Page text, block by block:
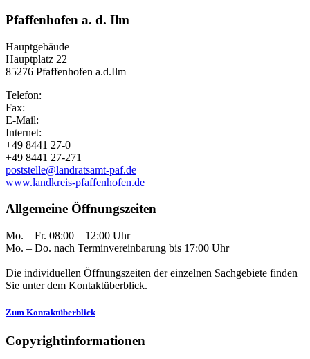
Pfaffenhofen a. d. Ilm
Hauptgebäude
Hauptplatz 22
85276 Pfaffenhofen a.d.Ilm
Telefon:
Fax:
E-Mail:
Internet:
+49 8441 27-0
+49 8441 27-271
poststelle@landratsamt-paf.de
www.landkreis-pfaffenhofen.de
Allgemeine Öffnungszeiten
Mo. – Fr. 08:00 – 12:00 Uhr
Mo. – Do. nach Terminvereinbarung bis 17:00 Uhr
Die individuellen Öffnungszeiten der einzelnen Sachgebiete finden
Sie unter dem Kontaktüberblick.
Zum Kontaktüberblick
Copyrightinformationen